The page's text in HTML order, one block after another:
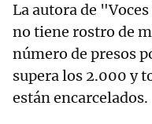
La autora de
no tiene rostro de
número de presos
supera los 2.000 y
están encarcelados.